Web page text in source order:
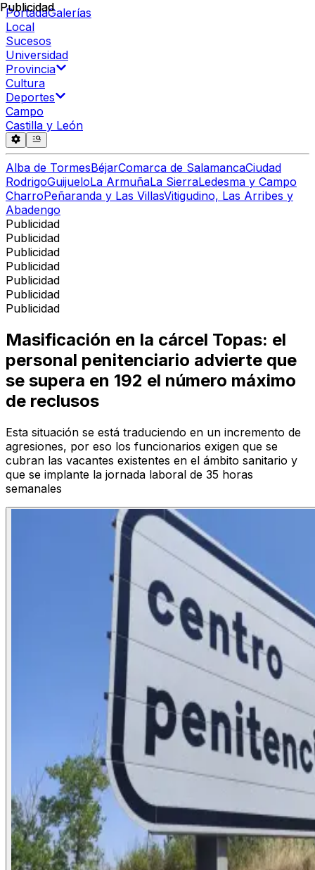
PortadaGalerías
Local
Sucesos
Universidad
Provincia
Cultura
Deportes
Campo
Castilla y León
Alba de TormesBéjarComarca de SalamancaCiudad
RodrigoGuijueloLa ArmuñaLa SierraLedesma y Campo
CharroPeñaranda y Las VillasVitigudino, Las Arribes y
Abadengo
Publicidad
Publicidad
Publicidad
Publicidad
Publicidad
Publicidad
Publicidad
Publicidad
Masificación en la cárcel Topas: el
personal penitenciario advierte que
se supera en 192 el número máximo
de reclusos
Esta situación se está traduciendo en un incremento de
agresiones, por eso los funcionarios exigen que se
cubran las vacantes existentes en el ámbito sanitario y
que se implante la jornada laboral de 35 horas
semanales
Publicidad